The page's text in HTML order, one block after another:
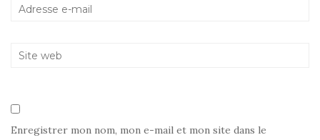
Enregistrer mon nom, mon e-mail et mon site dans le